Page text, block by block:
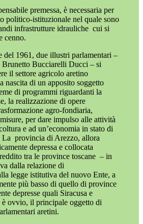
premessa, è necessaria per
politico-istituzionale nel quale sono
infrastrutture idrauliche cui si
cenno.
del 1961, due illustri parlamentari –
Bucciarelli Ducci – si
il settore agricolo aretino
nascita di un apposito soggetto
di programmi riguardanti la
la realizzazione di opere
agro-fondiaria,
misure, per dare impulso alle attività
e ad un’economia in stato di
La provincia di Arezzo, allora
depressa e collocata
tra le province toscane – in
dalla relazione di
legge istitutiva del nuovo Ente, a
più basso di quello di province
depresse quali Siracusa e
è ovvio, il principale oggetto di
aretini.